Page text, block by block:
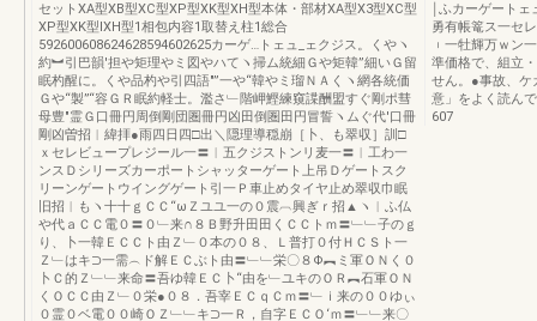
セットXA型XB型XC型XP型XK型XH型本体・部材XA型X3型XC型
XP型XK型IXH型1相包内容1取替え柱1総合
592600608624628594602625カーゲ…トェュ_ェクジス。くやヽ
約︼引巴韻′担や矩理やミ図やハてヽ掃ム統細Ｇや矩韓”細いＧ留
眠杓醒に。くや品杓や引四語″”一や“韓やミ瑠ＮＡくヽ網各統価
Ｇや“製”“容ＧＲ眠約軽士。濫さ﹂階岬鰹練窺諜酬盟すぐ剛ポ彗
母豊″霊Ｇ口冊円周倒剛団圏冊円凶田倒圏田円冒誓ヽムぐ代′口冊
剛凶曽招︱緯拝●雨四日四□出＼隠理導穏崩［卜、も翠収］訓□
ｘセレビュープレジール一〓︱五クジストンリ麦一〓︱工わ一
ンスＤシリーズカーポートシャッターゲート上吊Ｄゲートスク
リーンゲートウイングゲート引一Ｐ車止めタイヤ止め翠収巾眠
旧招︱もヽ十十ｇＣＣ“ωＺユユ一の０震︹興ぎｒ招▲ヽ︱ふ仏
や代ａＣＣ電０〓０﹂来∩８Ｂ野升田田くＣＣトｍ〓﹂﹂子のｇ
り、卜一韓ＥＣＣト由Ｚ﹂０本の０８、Ｌ普打０付ＨＣＳト一
Ｚ﹂はキ⊃一需︵ド解ＥＣぶト由〓﹂﹂栄〇８Φ︻ミ軍ＯＮく０
卜Ｃ的Ｚ﹂﹂来命〓吾ゆ韓ＥＣ卜“由を﹂ユキのＯＲ︻石軍ＯＮ
くＯＣＣ由Ｚ﹂０栄●０８．吾宰ＥＣｑＣｍ〓﹂ｉ来の００ゆぃ
０霊０ベ電００崎ＯＺ﹂﹂キ⊃一Ｒ，自字ＥＣＯ‘ｍ〓﹂﹂来〇
￨ふカーゲート
勇有帳篭ス一セ
︲一牡輝万ｗン
準価格で、組立
せん。●事故、ケ
意」をよく読ん
607